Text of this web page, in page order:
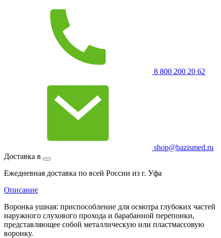
8 800 200 20 62
shop@bazismed.ru
Доставка в
Ежедневная доставка по всей России из г. Уфа
Описание
Воронка ушная: приспособление для осмотра глубоких частей
наружного слухового прохода и барабанной перепонки,
представляющее собой металлическую или пластмассовую
воронку.